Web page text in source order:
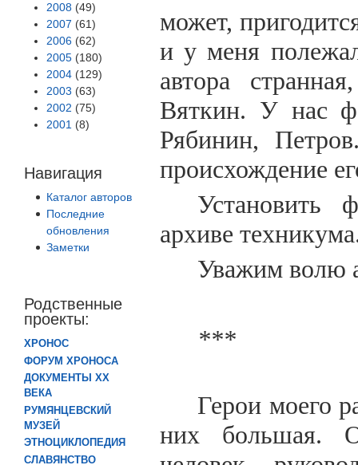
2008 (49)
2007 (61)
2006 (62)
2005 (180)
2004 (129)
2003 (63)
2002 (75)
2001 (8)
Навигация
Каталог авторов
Последние
обновления
Заметки
Родственные
проекты:
ХРОНОС
ФОРУМ ХРОНОСА
ДОКУМЕНТЫ XX
ВЕКА
РУМЯНЦЕВСКИЙ
МУЗЕЙ
ЭТНОЦИКЛОПЕДИЯ
СЛАВЯНСТВО
может,
и у меня
автора
Вяткин. У нас
Рябинин,
происхождение
Установить
архиве
Уважим волю
***
Герои моего
них большая.